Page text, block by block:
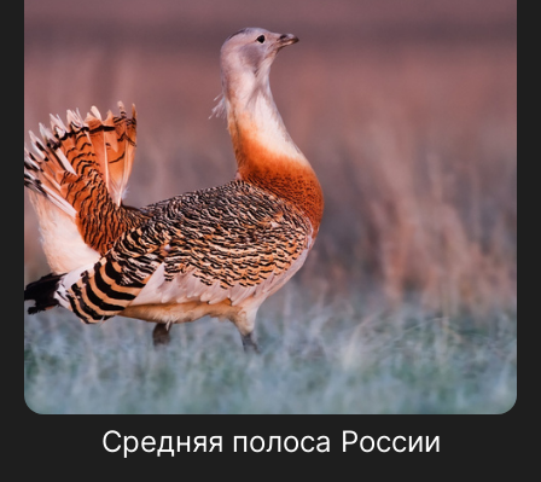
Средняя полоса России